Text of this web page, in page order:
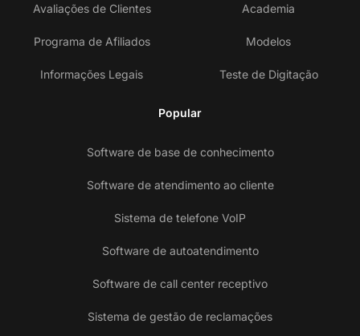
Avaliações de Clientes
Programa de Afiliados
Informações Legais
Academia
Modelos
Teste de Digitação
Popular
Software de base de conhecimento
Software de atendimento ao cliente
Sistema de telefone VoIP
Software de autoatendimento
Software de call center receptivo
Sistema de gestão de reclamações